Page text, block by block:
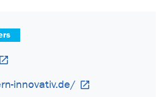
innovativ.de/